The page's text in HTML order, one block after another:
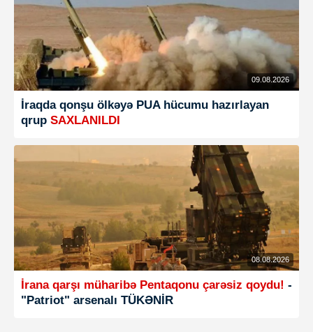
09.08.2026
İraqda qonşu ölkəyə PUA hücumu hazırlayan
qrup SAXLANILDI
08.08.2026
İrana qarşı müharibə Pentaqonu çarəsiz qoydu! -
"Patriot" arsenalı TÜKƏNİR